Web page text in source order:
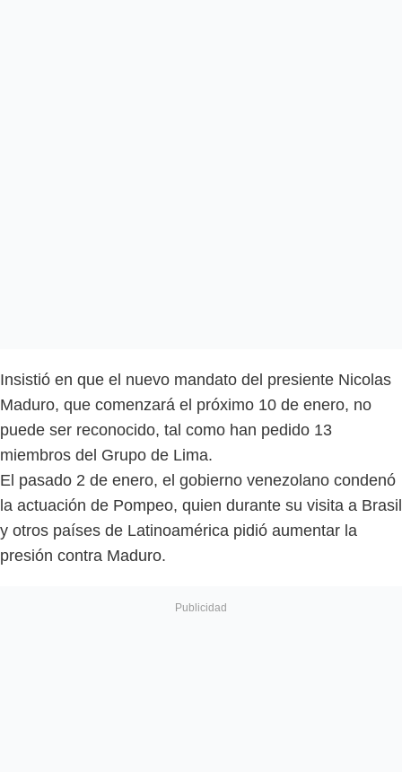
Insistió en que el nuevo mandato del presiente Nicolas
Maduro, que comenzará el próximo 10 de enero, no
puede ser reconocido, tal como han pedido 13
miembros del Grupo de Lima.
El pasado 2 de enero, el gobierno venezolano condenó
la actuación de Pompeo, quien durante su visita a Brasil
y otros países de Latinoamérica pidió aumentar la
presión contra Maduro.